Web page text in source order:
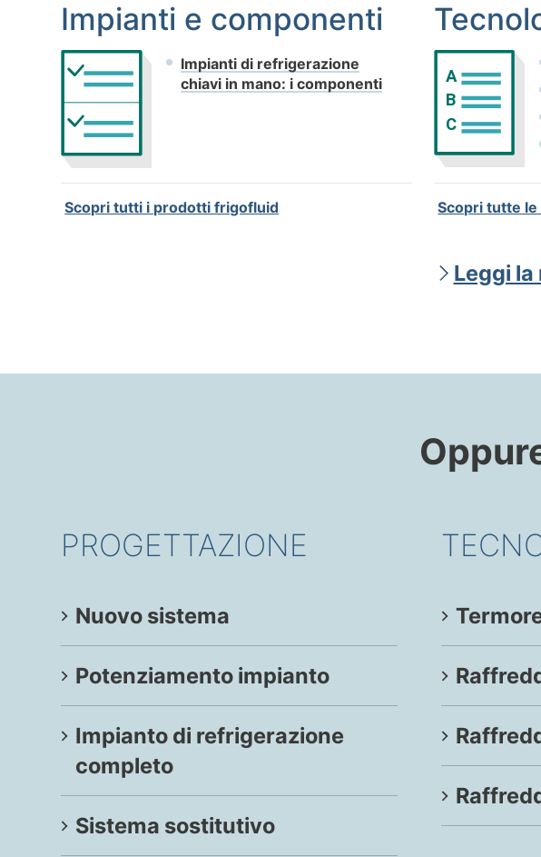
Impianti e componenti
Impianti di refrigerazione
chiavi in mano: i componenti
Scopri tutti i prodotti frigofluid
A
B
C
Scopri tutte
Leggi
PROGETTAZIONE
Nuovo sistema
Potenziamento impianto
Impianto di refrigerazione
completo
Sistema sostitutivo